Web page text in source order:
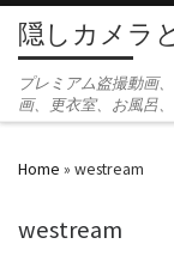
Skip to content
隠しカメラ
プレミアム盗撮動画
画、更衣室、お風呂
Home » westream
westream